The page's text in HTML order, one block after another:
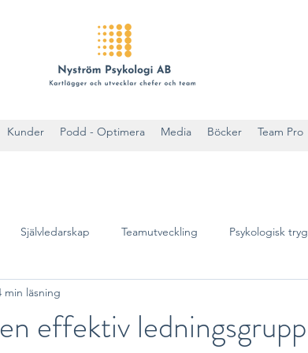
Kunder Podd - Optimera Media Böcker Team Pro
Självledarskap Teamutveckling Psykologisk
effektiv
min läsning